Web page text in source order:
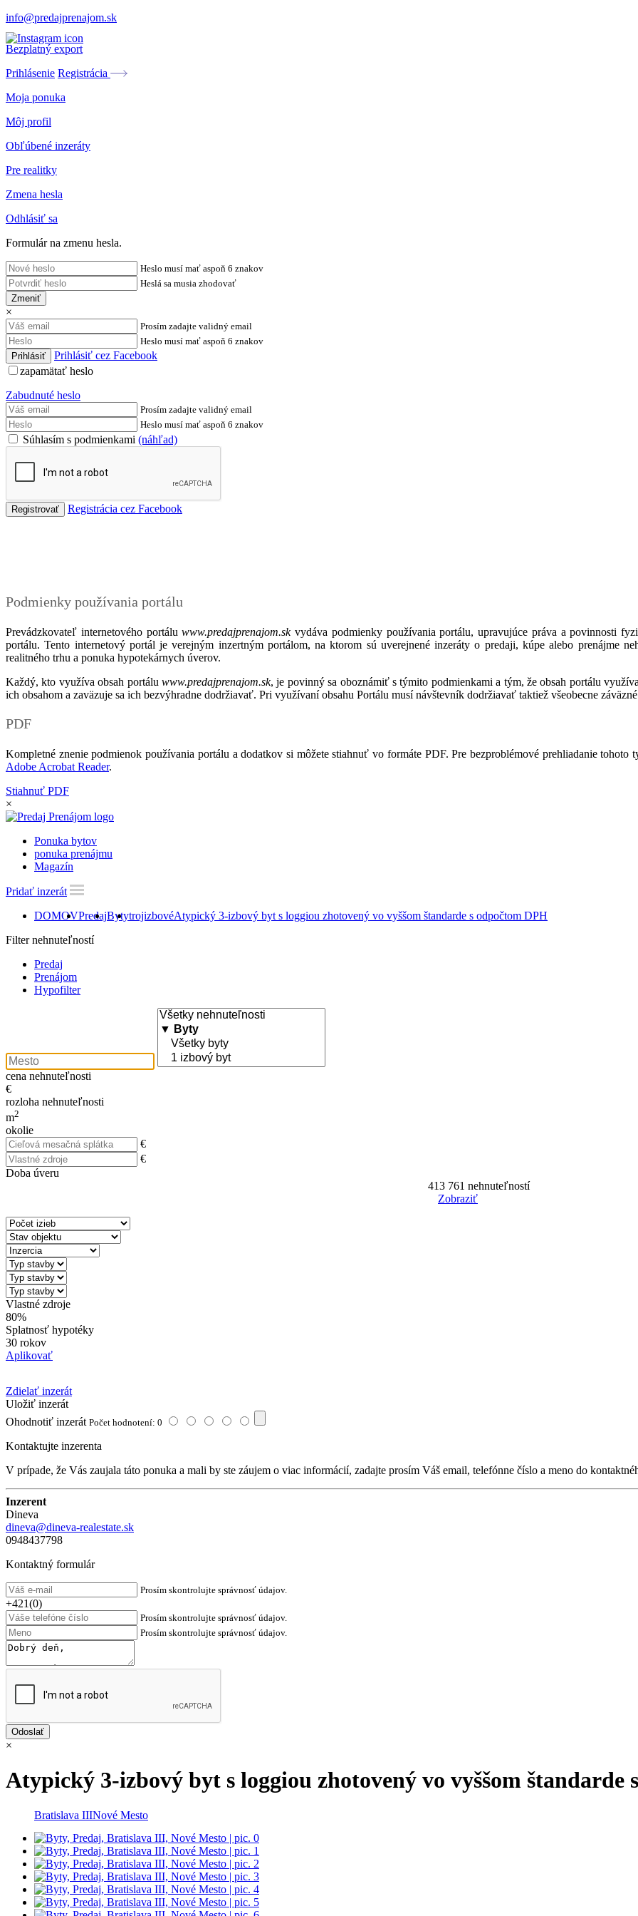
info@predajprenajom.sk
Bezplatný export
Prihlásenie Registrácia
Moja ponuka
Môj profil
Obľúbené inzeráty
Pre realitky
Zmena hesla
Odhlásiť sa
Formulár na zmenu hesla.
Heslo musí mať aspoň 6 znakov
Heslá sa musia zhodovať
Zmeniť
×
Prosím zadajte validný email
Heslo musí mať aspoň 6 znakov
Prihlásiť cez Facebook
zapamätať heslo
Zabudnuté heslo
Prosím zadajte validný email
Heslo musí mať aspoň 6 znakov
Súhlasím s podmienkami (náhľad)
Registrácia cez Facebook
Podmienky používania portálu
Prevádzkovateľ internetového portáluwww.predajprenajom.skvydáva podmienky používania portálu, upravujúce práva a povinnosti
portálu. Tento internetový portál je verejným inzertným portálom, na ktorom sú uverejnené inzeráty o predaji, kúpe alebo prenájme
realitného trhu a ponuka hypotekárnych úverov.
Každý, kto využíva obsah portálu www.predajprenajom.sk, je povinný sa oboznámiť s týmito podmienkami a tým, že obsah portálu
ich obsahom a zaväzuje sa ich bezvýhradne dodržiavať. Pri využívaní obsahu Portálu musí návštevník dodržiavať taktiež všeobecne
PDF
Kompletné znenie podmienok používania portálu a dodatkov si môžete stiahnuť vo formáte PDF. Pre bezproblémové prehliadanie
Adobe Acrobat Reader.
Stiahnuť PDF
×
Ponuka bytov
ponuka prenájmu
Magazín
Pridať inzerát
DOMOVPredajBytytrojizbovéAtypický 3-izbový byt s loggiou zhotovený vo vyššom štandarde s odpočtom DPH
Filter nehnuteľností
Predaj
Prenájom
Hypofilter
cena nehnuteľnosti
€
rozloha nehnuteľnosti
m2
okolie
€
€
Doba úveru
413 761 nehnuteľností
Zobraziť
Vlastné zdroje
80%
Splatnosť hypotéky
30 rokov
Aplikovať
Zdielať inzerát
Uložiť inzerát
Ohodnotiť inzerát Počet hodnotení: 0
Kontaktujte inzerenta
V prípade, že Vás zaujala táto ponuka a mali by ste záujem o viac informácií, zadajte prosím Váš email, telefónne číslo a meno do
Inzerent
Dineva
dineva@dineva-realestate.sk
0948437798
Kontaktný formulár
Prosím skontrolujte správnosť údajov.
+421(0)
Prosím skontrolujte správnosť údajov.
Prosím skontrolujte správnosť údajov.
×
Atypický 3-izbový byt s loggiou zhotovený vo vyššom štandarde
Bratislava IIINové Mesto